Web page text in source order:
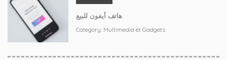
هاتف أيفون للبيع
Category: Multimedia et Gadgets